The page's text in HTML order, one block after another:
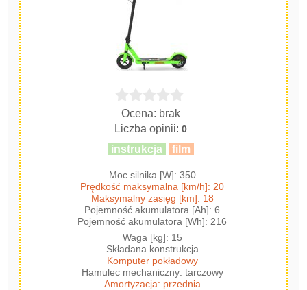
Ocena: brak
Liczba opinii:0
instrukcja film
Moc silnika [W]: 350
Prędkość maksymalna [km/h]: 20
Maksymalny zasięg [km]: 18
Pojemność akumulatora [Ah]: 6
Pojemność akumulatora [Wh]: 216
Waga [kg]: 15
Składana konstrukcja
Komputer pokładowy
Hamulec mechaniczny: tarczowy
Amortyzacja: przednia